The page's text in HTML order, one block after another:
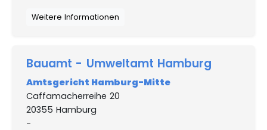
Weitere Informationen
Bauamt - Umweltamt Hamburg
Amtsgericht Hamburg-Mitte
Caffamacherreihe 20
20355 Hamburg
-